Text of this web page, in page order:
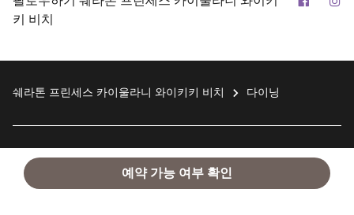
예약 가능 여부 확인
키 비치
쉐라톤 프린세스 카이울라니 와이키키 비치 다이닝
투숙객용